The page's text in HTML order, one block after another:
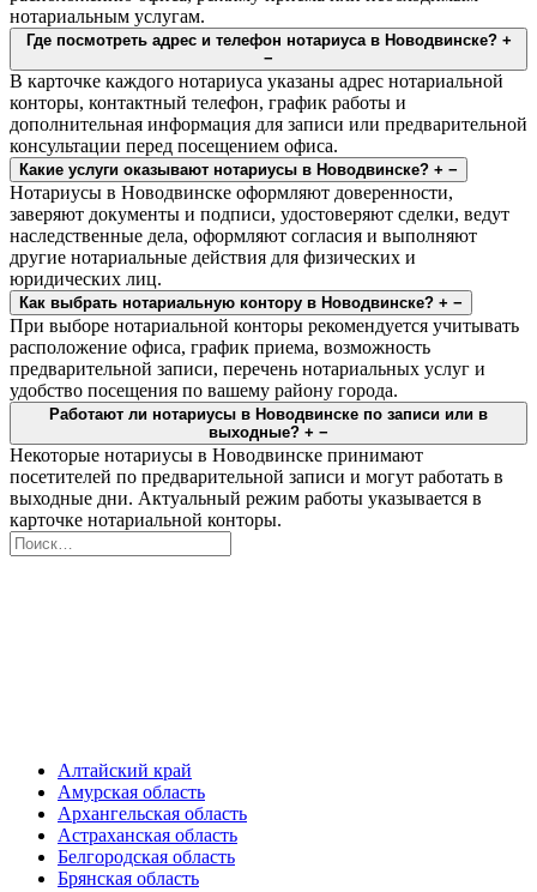
нотариальным услугам.
Где посмотреть адрес и телефон нотариуса в Новодвинске? +
−
В карточке каждого нотариуса указаны адрес нотариальной
конторы, контактный телефон, график работы и
дополнительная информация для записи или предварительной
консультации перед посещением офиса.
Какие услуги оказывают нотариусы в Новодвинске? + −
Нотариусы в Новодвинске оформляют доверенности,
заверяют документы и подписи, удостоверяют сделки, ведут
наследственные дела, оформляют согласия и выполняют
другие нотариальные действия для физических и
юридических лиц.
Как выбрать нотариальную контору в Новодвинске? + −
При выборе нотариальной конторы рекомендуется учитывать
расположение офиса, график приема, возможность
предварительной записи, перечень нотариальных услуг и
удобство посещения по вашему району города.
Работают ли нотариусы в Новодвинске по записи или в
выходные? + −
Некоторые нотариусы в Новодвинске принимают
посетителей по предварительной записи и могут работать в
выходные дни. Актуальный режим работы указывается в
карточке нотариальной конторы.
Алтайский край
Амурская область
Архангельская область
Астраханская область
Белгородская область
Брянская область